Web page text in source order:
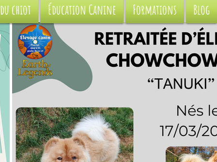
chiot Éducation Canine Formations Blog